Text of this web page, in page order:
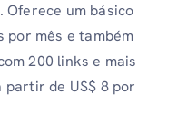
um básico
por mês e também
200 links e mais
partir de US$ 8 por